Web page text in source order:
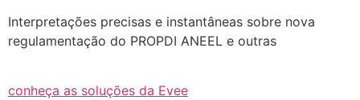
Interpretações precisas e instantâneas sobre nova
regulamentação do PROPDI ANEEL e outras
conheça as soluções da Evee